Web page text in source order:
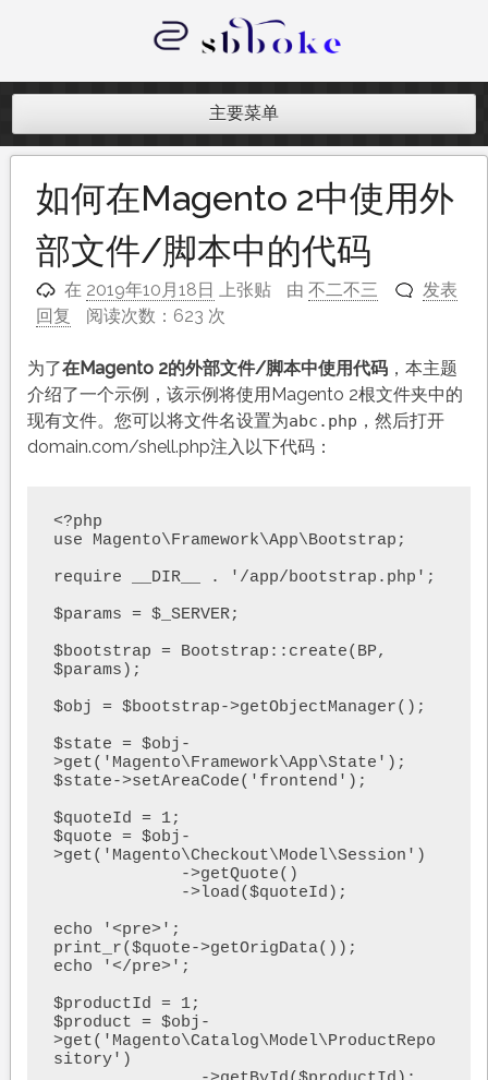
内
记录跨境电商独立站开发遇到的点点
主要菜单
如何在Magento 2中使用外
部文件/脚本中的代码
在 2019年10月18日 上张贴 由 不二不三
发表
回复
阅读次数：623 次
为了在Magento 2的外部文件/脚本中使用代码，本主题
介绍了一个示例，该示例将使用Magento 2根文件夹中的
现有文件。您可以将文件名设置为abc.php ，然后打开
domain.com/shell.php注入以下代码：
<?php
use Magento\Framework\App\Bootstrap;
require __DIR__ . '/app/bootstrap.php';
$params = $_SERVER;
$bootstrap = Bootstrap::create(BP,
$params);
$obj = $bootstrap->getObjectManager();
$state = $obj-
>get('Magento\Framework\App\State');
$state->setAreaCode('frontend');
$quoteId = 1;
$quote = $obj-
>get('Magento\Checkout\Model\Session')
echo '<pre>';
print_r($quote->getOrigData());
echo '</pre>';
$productId = 1;
$product = $obj-
>get('Magento\Catalog\Model\ProductRepo
sitory')